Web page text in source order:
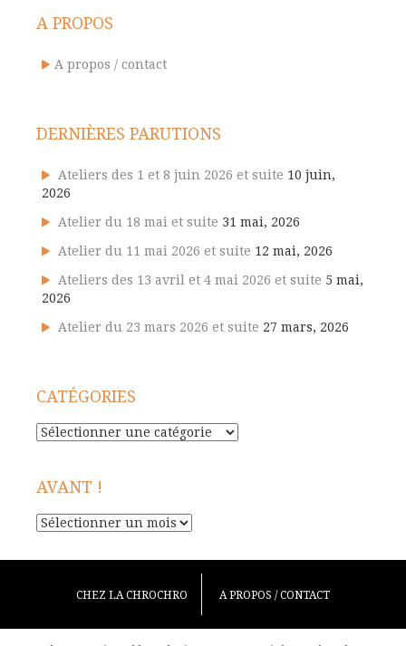
A PROPOS
A propos / contact
DERNIÈRES PARUTIONS
Ateliers des 1 et 8 juin 2026 et suite 10 juin,
2026
Atelier du 18 mai et suite 31 mai, 2026
Atelier du 11 mai 2026 et suite 12 mai, 2026
Ateliers des 13 avril et 4 mai 2026 et suite 5 mai,
2026
Atelier du 23 mars 2026 et suite 27 mars, 2026
CATÉGORIES
Catégories
AVANT !
Avant
CHEZ LA CHROCHRO A PROPOS / CONTACT